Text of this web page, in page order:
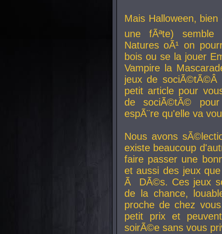
Mais Halloween, bien
une fÃªte) semble
Natures oÃ¹ on
bois ou se la jouer
Vampire la
jeux de
petit article pour
de sociÃ©tÃ©
espÃ¨re qu'elle va
Nous avons
existe beaucoup
faire passer une
et aussi des jeux
Ã DÃ©s. Ces jeux
de la chance,
proche de chez
petit prix et
soirÃ©e sans vous